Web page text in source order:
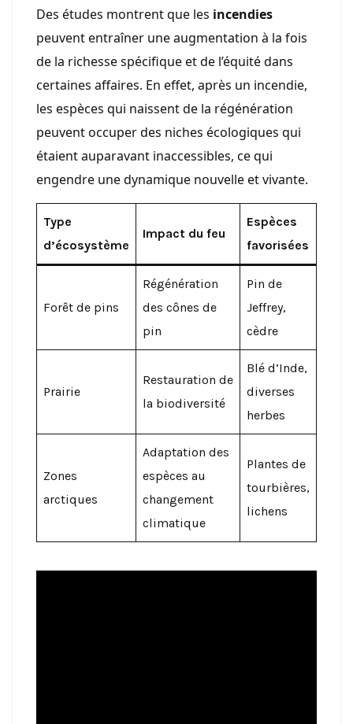
Des études montrent que les incendies
peuvent entraîner une augmentation à la fois
de la richesse spécifique et de l’équité dans
certaines affaires. En effet, après un incendie,
les espèces qui naissent de la régénération
peuvent occuper des niches écologiques qui
étaient auparavant inaccessibles, ce qui
engendre une dynamique nouvelle et vivante.
Type
d’écosystème
Impact du feu
Espèces
favorisées
Forêt de pins
Régénération
des cônes de
pin
Pin de
Jeffrey,
cèdre
Prairie
Restauration de
la biodiversité
Blé d’Inde,
diverses
herbes
Zones
arctiques
Adaptation des
espèces au
changement
climatique
Plantes de
tourbières,
lichens